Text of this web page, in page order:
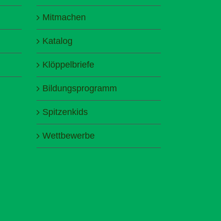
Mitmachen
Katalog
Klöppelbriefe
Bildungsprogramm
Spitzenkids
Wettbewerbe